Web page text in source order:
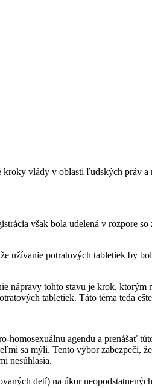
vlády v oblasti ľudských práv
však bola udelená v rozpore
užívanie potratových tabletiek by
nápravy tohto stavu je krok, ktorým
tabletiek. Táto téma teda
agendu a prenášať
sa mýli. Tento výbor zabezpečí,
nesúhlasia.
detí) na úkor